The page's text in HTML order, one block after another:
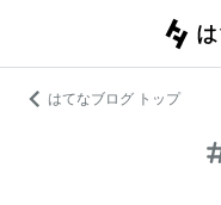
はてなブログ トップ